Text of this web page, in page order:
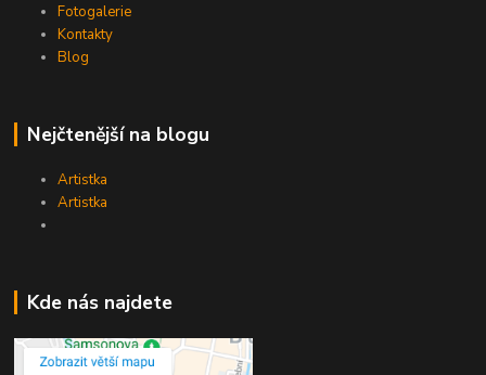
Fotogalerie
Kontakty
Blog
Nejčtenější na blogu
Artistka
Artistka
Kde nás najdete